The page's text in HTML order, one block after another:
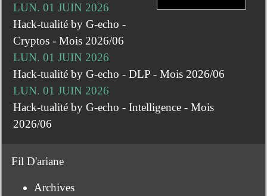
LUN. 01 JUIN 2026
Hack-tualité by G-echo -
Cryptos - Mois 2026/06
LUN. 01 JUIN 2026
Hack-tualité by G-echo - DLP - Mois 2026/06
LUN. 01 JUIN 2026
Hack-tualité by G-echo - Intelligence - Mois
2026/06
Fil D'ariane
Archives